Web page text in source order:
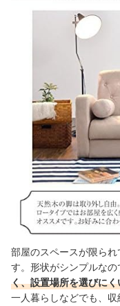
部屋のスペースが限ら
す。形状がシンプルなの
く、設置場所を選びにく
一人暮らしなどでも、